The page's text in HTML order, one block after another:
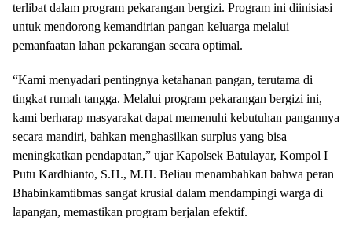
terlibat dalam program pekarangan bergizi. Program ini diinisiasi
untuk mendorong kemandirian pangan keluarga melalui
pemanfaatan lahan pekarangan secara optimal.
“Kami menyadari pentingnya ketahanan pangan, terutama di
tingkat rumah tangga. Melalui program pekarangan bergizi ini,
kami berharap masyarakat dapat memenuhi kebutuhan pangannya
secara mandiri, bahkan menghasilkan surplus yang bisa
meningkatkan pendapatan,” ujar Kapolsek Batulayar, Kompol I
Putu Kardhianto, S.H., M.H. Beliau menambahkan bahwa peran
Bhabinkamtibmas sangat krusial dalam mendampingi warga di
lapangan, memastikan program berjalan efektif.